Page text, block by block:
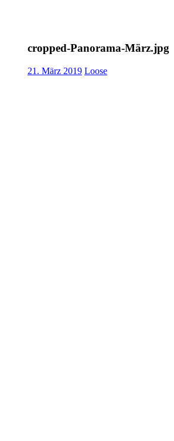
cropped-Panorama-März.jpg
21. März 2019 Loose